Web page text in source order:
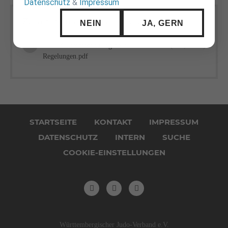
Zusammenfassung aller Neuerungen
Regelungen.pdf
überspringenSTARTSEITE KONTAKT
IMPRESSUM
DATENSCHUTZ
INTERN
SUCHE
COOKIE-EINSTELLUNGEN
Württembergischer Judo-Verband e.V.
Datenschutz & Impressum
NEIN JA, GERN